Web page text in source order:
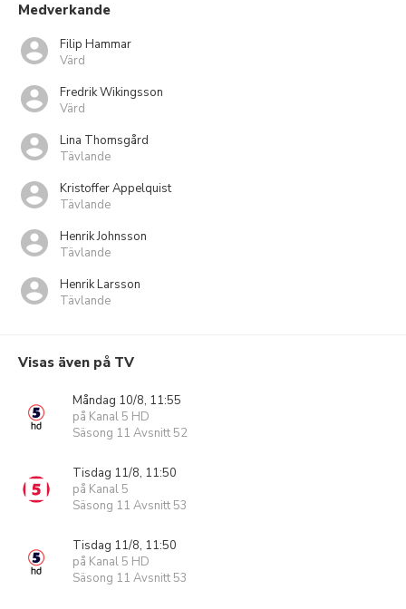
Medverkande
Filip Hammar
Värd
Fredrik Wikingsson
Värd
Lina Thomsgård
Tävlande
Kristoffer Appelquist
Tävlande
Henrik Johnsson
Tävlande
Henrik Larsson
Tävlande
Visas även på TV
Måndag 10/8, 11:55
på Kanal 5 HD
Säsong 11 Avsnitt 52
Tisdag 11/8, 11:50
på Kanal 5
Säsong 11 Avsnitt 53
Tisdag 11/8, 11:50
på Kanal 5 HD
Säsong 11 Avsnitt 53